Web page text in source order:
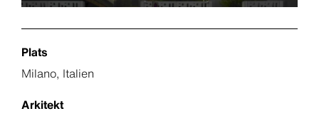
Plats
Milano, Italien
Arkitekt